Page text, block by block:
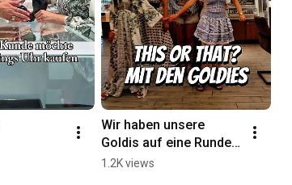
Wir haben unsere
Goldis auf eine Runde
„This or That“ entführt
1.2K views